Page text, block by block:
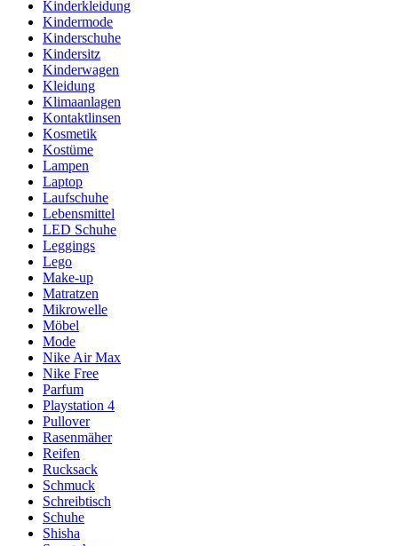
Kinderkleidung
Kindermode
Kinderschuhe
Kindersitz
Kinderwagen
Kleidung
Klimaanlagen
Kontaktlinsen
Kosmetik
Kostüme
Lampen
Laptop
Laufschuhe
Lebensmittel
LED Schuhe
Leggings
Lego
Make-up
Matratzen
Mikrowelle
Möbel
Mode
Nike Air Max
Nike Free
Parfum
Playstation 4
Pullover
Rasenmäher
Reifen
Rucksack
Schmuck
Schreibtisch
Schuhe
Shisha